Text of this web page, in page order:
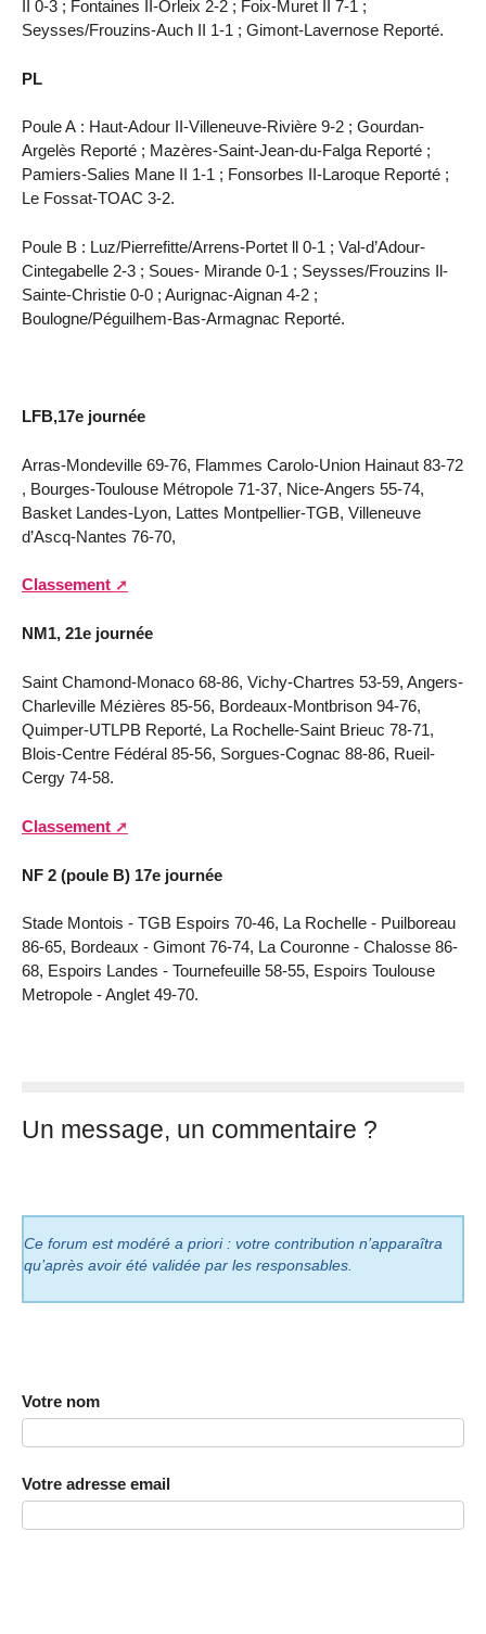
II 0-3 ; Fontaines II-Orleix 2-2 ; Foix-Muret II 7-1 ;
Seysses/Frouzins-Auch II 1-1 ; Gimont-Lavernose Reporté.
PL
Poule A : Haut-Adour II-Villeneuve-Rivière 9-2 ; Gourdan-
Argelès Reporté ; Mazères-Saint-Jean-du-Falga Reporté ;
Pamiers-Salies Mane II 1-1 ; Fonsorbes II-Laroque Reporté ;
Le Fossat-TOAC 3-2.
Poule B : Luz/Pierrefitte/Arrens-Portet ll 0-1 ; Val-d’Adour-
Cintegabelle 2-3 ; Soues- Mirande 0-1 ; Seysses/Frouzins Il-
Sainte-Christie 0-0 ; Aurignac-Aignan 4-2 ;
Boulogne/Péguilhem-Bas-Armagnac Reporté.
LFB,17e journée
Arras-Mondeville 69-76, Flammes Carolo-Union Hainaut 83-72
, Bourges-Toulouse Métropole 71-37, Nice-Angers 55-74,
Basket Landes-Lyon, Lattes Montpellier-TGB, Villeneuve
d’Ascq-Nantes 76-70,
Classement
NM1, 21e journée
Saint Chamond-Monaco 68-86, Vichy-Chartres 53-59, Angers-
Charleville Mézières 85-56, Bordeaux-Montbrison 94-76,
Quimper-UTLPB Reporté, La Rochelle-Saint Brieuc 78-71,
Blois-Centre Fédéral 85-56, Sorgues-Cognac 88-86, Rueil-
Cergy 74-58.
Classement
NF 2 (poule B) 17e journée
Stade Montois - TGB Espoirs 70-46, La Rochelle - Puilboreau
86-65, Bordeaux - Gimont 76-74, La Couronne - Chalosse 86-
68, Espoirs Landes - Tournefeuille 58-55, Espoirs Toulouse
Metropole - Anglet 49-70.
Un message, un commentaire ?
Ce forum est modéré a priori : votre contribution n’apparaîtra
qu’après avoir été validée par les responsables.
Votre nom
Votre adresse email